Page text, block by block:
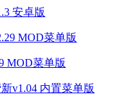
安卓版
MOD菜单版